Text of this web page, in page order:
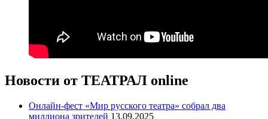
Новости от ТЕАТРАЛ online
Онлайн-фест «Мир русского театра» собрал два
миллиона зрителей 13.09.2025